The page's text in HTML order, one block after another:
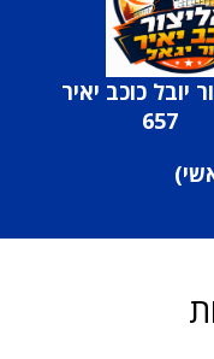
יובל כוכב יאיר
657
)